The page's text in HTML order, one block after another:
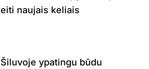
eiti naujais keliais
Šiluvoje ypatingu būdu